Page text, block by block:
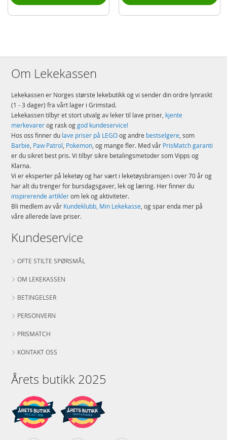
Om Lekekassen
Lekekassen er Norges største lekebutikk og vi sender din ordre lynraskt
(1 - 3 dager) fra vårt lager i Grimstad.
Lekekassen tilbyr et stort utvalg av leker til lave priser, kjente
merkevarerog rask oggod kundeservice!
Hos oss finner du lave priser på LEGOog andre bestselgere, som
Barbie, Paw Patrol, Pokemon, og mange fler. Med vår PrisMatch garanti
er du sikret best pris. Vi tilbyr sikre betalingsmetoder som Vipps og
Klarna.
Vi er eksperter på leketøy og har vært i leketøysbransjen i over 70 år og
har alt du trenger for bursdagsgaver, lek og læring. Her finner du
inspirerende artiklerom lek og aktiviteter.
Bli medlem av vår Kundeklubb, Min Lekekasse, og spar enda mer på
våre allerede lave priser.
Kundeservice
OFTE STILTE SPØRSMÅL
OM LEKEKASSEN
BETINGELSER
PERSONVERN
PRISMATCH
KONTAKT OSS
Årets butikk 2025